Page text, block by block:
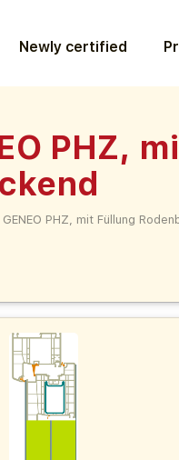
Newly certified
PHZ,
GENEO PHZ, mit Füllung